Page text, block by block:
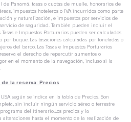
de Panamá, tasas o cuotas de muelle, honorarios de
impuestos hoteleros o IVA incurridos como parte
y naturalización, e impuestos por servicios de
de seguridad. También pueden incluir el
e Impuestos Porturarios pueden ser calculados
por buque. Las tasaciones calculadas por toneladas o
del barco. Las Tasas e Impuestos Porturarios
el derecho de repercutir aumentos o
en el momento de la navegación, incluso si la
la reserva: Precios
USA según se indica en la tabla de Precios. Son
sin incluir ningún servicio aéreo o terrestre
del itinerario.Los precios y la
alteraciones hasta el momento de la realización de